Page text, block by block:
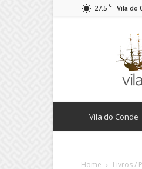
27.5 C Vila do
Vila do Conde
Home Livros /